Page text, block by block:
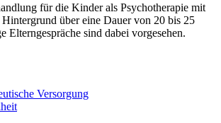
für die Kinder als Psychotherapie mit
über eine Dauer von 20 bis 25
Elterngespräche sind dabei vorgesehen.
Versorgung